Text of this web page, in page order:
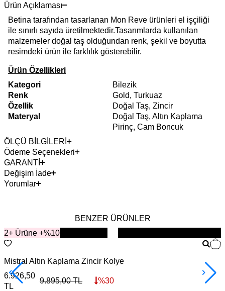
Ürün Açıklaması
Betina tarafından tasarlanan Mon Reve ürünleri el işçiliği
ile sınırlı sayıda üretilmektedir.Tasarımlarda kullanılan
malzemeler doğal taş olduğundan renk, şekil ve boyutta
resimdeki ürün ile farklılık gösterebilir.
Ürün Özellikleri
Kategori
Bilezik
Renk
Gold, Turkuaz
Özellik
Doğal Taş, Zincir
Materyal
Doğal Taş, Altın Kaplama
Pirinç, Cam Boncuk
ÖLÇÜ BİLGİLERİ
Ödeme Seçenekleri
GARANTİ
Değişim İade
Yorumlar
BENZER ÜRÜNLER
2+ Ürüne +%10
YENİ
Mistral Altın Kaplama Zincir Kolye
6.926,50
TL
9.895,00TL %30